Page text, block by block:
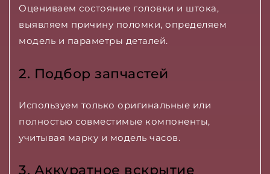
Оцениваем состояние головки и штока,
выявляем причину поломки, определяем
модель и параметры деталей.
2. Подбор запчастей
Используем только оригинальные или
полностью совместимые компоненты,
учитывая марку и модель часов.
3. Аккуратное вскрытие